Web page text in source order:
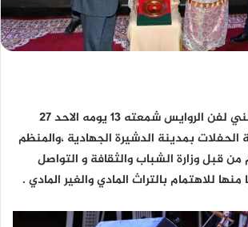
أطفا المهرجان الوطني لفن الروايس شمعته 13 يومه الاحد 27
الحفلات بمدينة الدشيرة الجهادية ،والمنظم
قبل وزارة الشباب والثقافة و التواصل
للاهتمام بالتراث المادي والغير المادي .